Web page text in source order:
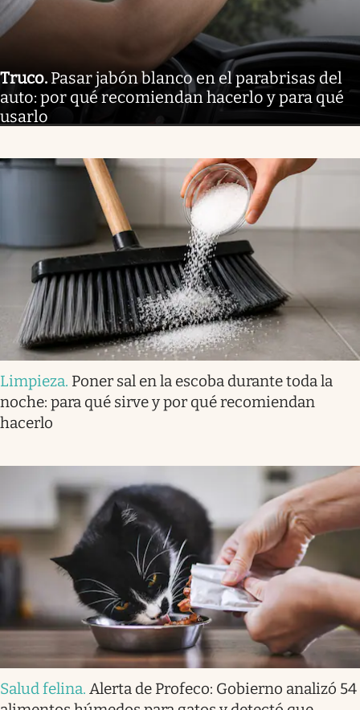
Truco. Pasar jabón blanco en el parabrisas del
auto: por qué recomiendan hacerlo y para qué
usarlo
Limpieza. Poner sal en la escoba durante toda la
noche: para qué sirve y por qué recomiendan
hacerlo
Salud felina. Alerta de Profeco: Gobierno analizó 54